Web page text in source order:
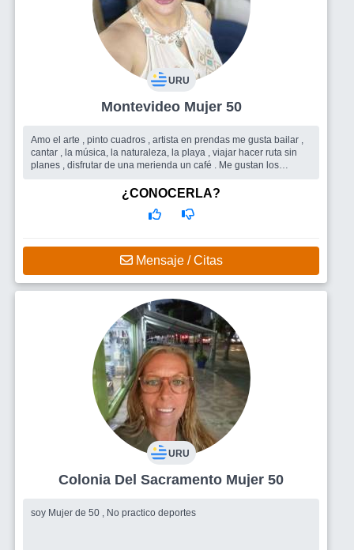
URU
Montevideo Mujer 50
Amo el arte , pinto cuadros , artista en prendas me gusta bailar ,
cantar , la música, la naturaleza, la playa , viajar hacer ruta sin
planes , disfrutar de una merienda un café . Me gustan los
Conocer gente buena onda
¿CONOCERLA?
Mensaje / Citas
URU
Colonia Del Sacramento Mujer 50
soy Mujer de 50 , No practico deportes